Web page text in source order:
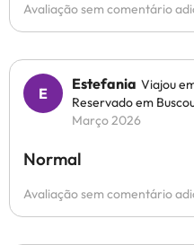
Avaliação sem comentário
Estefania Viajou
Reservado em
Março 2026
Normal
Avaliação sem comentário